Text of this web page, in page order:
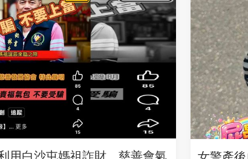
用白沙屯媽祖詐財 慈善會氣
女警產